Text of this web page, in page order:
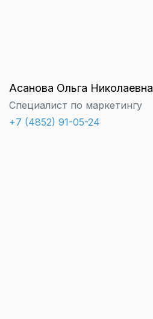
Асанова Ольга Николаевна
Специалист по маркетингу
+7 (4852) 91-05-24